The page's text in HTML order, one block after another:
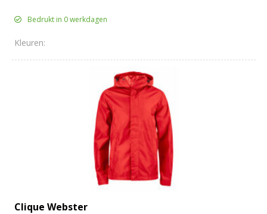
Bedrukt in 0 werkdagen
Clique Webster